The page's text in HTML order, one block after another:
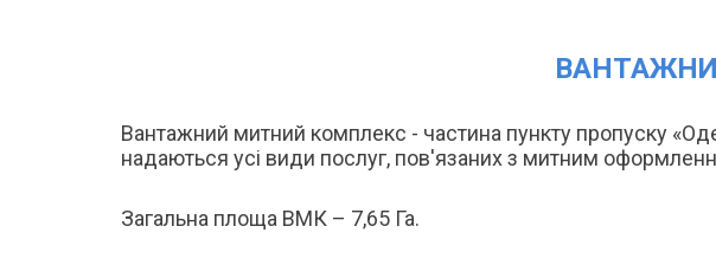
Вантажний митний комплекс - частина пункту пропуску
надаються усі види послуг, пов'язаних з митним
Загальна площа ВМК – 7,65 Га.